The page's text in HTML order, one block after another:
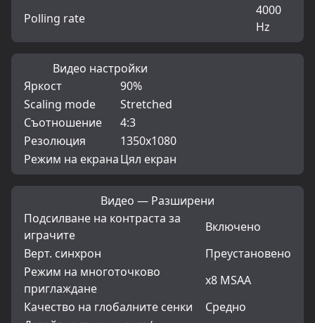
Polling rate
4000
Hz
Видео настройки
Яркост
90%
Scaling mode
Stretched
Съотношение
4:3
Резолюция
1350x1080
Режим на екранаЦял екран
Видео — Разширени
Подсилване на контраста за
играчите
Включено
Верт. синхрон
Преустановено
Режим на многоточково
приглаждане
x8 MSAA
Качество на глобалните сенки
Средно